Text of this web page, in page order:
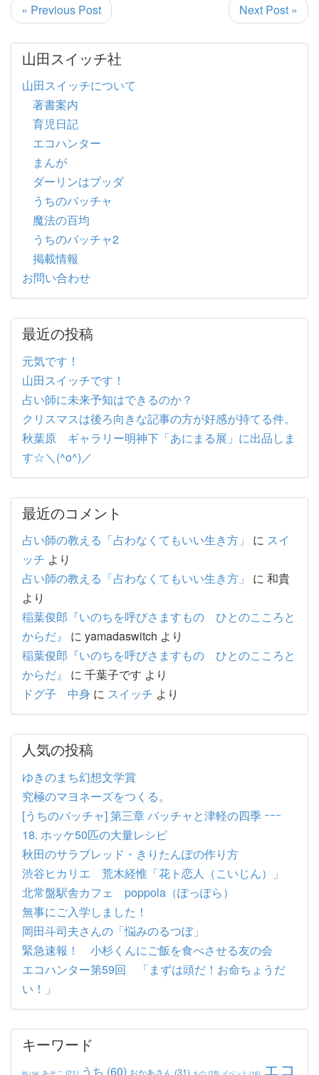
« Previous Post Next Post »
山田スイッチ社
山田スイッチについて
著書案内
育児日記
エコハンター
まんが
ダーリンはブッダ
うちのバッチャ
魔法の百均
うちのバッチャ2
掲載情報
お問い合わせ
最近の投稿
元気です！
山田スイッチです！
占い師に未来予知はできるのか？
クリスマスは後ろ向きな記事の方が好感が持てる件。
秋葉原 ギャラリー明神下「あにまる展」に出品しま
す☆＼(^o^)／
最近のコメント
占い師の教える「占わなくてもいい生き方」 に スイ
ッチ より
占い師の教える「占わなくてもいい生き方」
に 和貴
より
稲葉俊郎『いのちを呼びさますもの ひとのこころと
からだ』
に yamadaswitch より
稲葉俊郎『いのちを呼びさますもの ひとのこころと
からだ』
に 千葉子です より
ドグ子 中身 に スイッチ より
人気の投稿
ゆきのまち幻想文学賞
究極のマヨネーズをつくる。
[うちのバッチャ] 第三章 バッチャと津軽の四季 ｰｰｰ
18. ホッケ50匹の大量レシピ
秋田のサラブレッド・きりたんぽの作り方
渋谷ヒカリエ 荒木経惟「花ト恋人（こいじん）」
北常盤駅舎カフェ poppola（ぽっぽら）
無事にご入学しました！
岡田斗司夫さんの「悩みのるつぼ」
緊急速報！ 小杉くんにご飯を食べさせる友の会
エコハンター第59回 「まずは頭だ！お命ちょうだ
い！」
キーワード
IN(14) あそこ (21) うち (60) おかあさん (31) もの (18) イベント (16) エコ